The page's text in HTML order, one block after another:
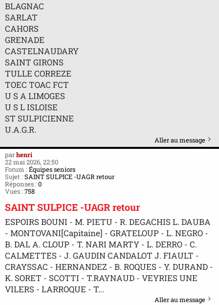
BLAGNAC
SARLAT
CAHORS
GRENADE
CASTELNAUDARY
SAINT GIRONS
TULLE CORREZE
TOEC TOAC FCT
U S A LIMOGES
U S L ISLOISE
ST SULPICIENNE
U.A.G.R.
Aller au message
parhenri
22 mai 2026, 22:50
Forum :Équipes seniors
Sujet :SAINT SULPICE -UAGR retour
Réponses :0
Vues :758
SAINT SULPICE -UAGR retour
ESPOIRS BOUNI - M. PIETU - R. DEGACHIS L. DAUBA
- MONTOVANI[Capitaine] - GRATELOUP - L. NEGRO -
B. DAL A. CLOUP - T. NARI MARTY - L. DERRO - C.
CALMETTES - J. GAUDIN CANDALOT J. FIAULT -
CRAYSSAC - HERNANDEZ - B. ROQUES - Y. DURAND -
K. SORET - SCOTTI - T.RAYNAUD - VEYRIES UNE
VILERS - LARROQUE - T...
Aller au message